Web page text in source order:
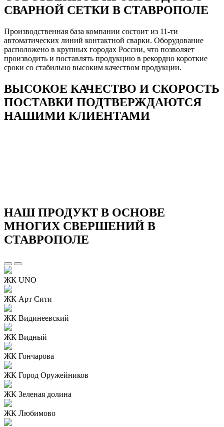
СВАРНОЙ СЕТКИ В СТАВРОПОЛЕ
Производственная база компании состоит из 11-ти
автоматических линий контактной сварки. Оборудование
расположено в крупных городах России, что позволяет
производить и поставлять продукцию в рекордно короткие
сроки со стабильно высоким качеством продукции.
ВЫСОКОЕ КАЧЕСТВО И СКОРОСТЬ
ПОСТАВКИ ПОДТВЕРЖДАЮТСЯ
НАШИМИ КЛИЕНТАМИ
НАШ ПРОДУКТ В ОСНОВЕ
МНОГИХ СВЕРШЕНИЙ В
СТАВРОПОЛЕ
ЖК UNO
ЖК Арт Сити
ЖК Видинеевский
ЖК Видный
ЖК Гончарова
ЖК Город Оружейников
ЖК Зеленая долина
ЖК Любимово